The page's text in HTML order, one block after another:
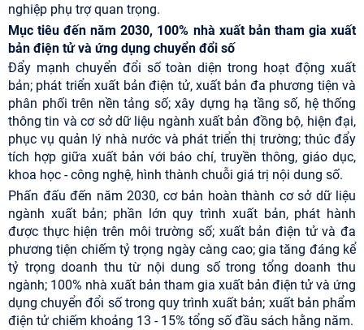
nghiệp phụ trợ quan trọng.
Mục tiêu đến năm 2030, 100% nhà xuất bản tham gia xuất
bản điện tử và ứng dụng chuyển đổi số
Đẩy mạnh chuyển đổi số toàn diện trong hoạt động xuất
bản; phát triển xuất bản điện tử, xuất bản đa phương tiện và
phân phối trên nền tảng số; xây dựng hạ tầng số, hệ thống
thông tin và cơ sở dữ liệu ngành xuất bản đồng bộ, hiện đại,
phục vụ quản lý nhà nước và phát triển thị trường; thúc đẩy
tích hợp giữa xuất bản với báo chí, truyền thông, giáo dục,
khoa học - công nghệ, hình thành chuỗi giá trị nội dung số.
Phấn đấu đến năm 2030, cơ bản hoàn thành cơ sở dữ liệu
ngành xuất bản; phần lớn quy trình xuất bản, phát hành
được thực hiện trên môi trường số; xuất bản điện tử và đa
phương tiện chiếm tỷ trọng ngày càng cao; gia tăng đáng kể
tỷ trọng doanh thu từ nội dung số trong tổng doanh thu
ngành; 100% nhà xuất bản tham gia xuất bản điện tử và ứng
dụng chuyển đổi số trong quy trình xuất bản; xuất bản phẩm
điện tử chiếm khoảng 13 - 15% tổng số đầu sách hằng năm.